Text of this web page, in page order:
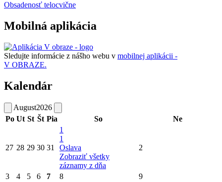
Obsadenosť telocvične
Mobilná aplikácia
Sledujte informácie z nášho webu v mobilnej aplikácii -
V OBRAZE.
Kalendár
August2026
Po Ut St Št Pia So Ne
27 28 29 30 31
1
1
Oslava
Zobraziť všetky
záznamy z dňa
2
3 4 5 6 7 8 9